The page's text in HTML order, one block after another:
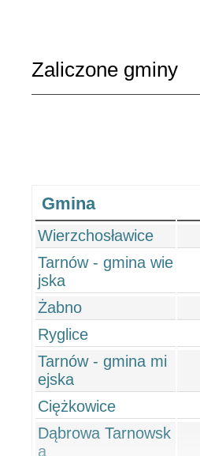
Zaliczone gminy
Gmina
Wierzchosławice
Tarnów - gmina wie
jska
Żabno
Ryglice
Tarnów - gmina mi
ejska
Ciężkowice
Dąbrowa Tarnowsk
a